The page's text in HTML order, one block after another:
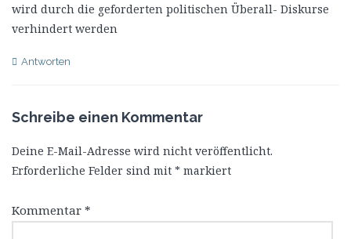
wird durch die geforderten politischen Überall- Diskurse
verhindert werden
Antworten
Schreibe einen Kommentar
Deine E-Mail-Adresse wird nicht veröffentlicht.
Erforderliche Felder sind mit * markiert
Kommentar *